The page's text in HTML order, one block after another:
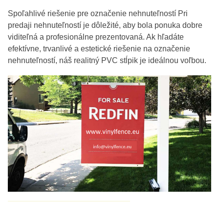
Spoľahlivé riešenie pre označenie nehnuteľností Pri
predaji nehnuteľností je dôležité, aby bola ponuka dobre
viditeľná a profesionálne prezentovaná. Ak hľadáte
efektívne, trvanlivé a estetické riešenie na označenie
nehnuteľností, náš realitný PVC stĺpik je ideálnou voľbou.